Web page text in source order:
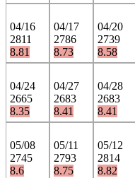
04/16
2811
8.81
04/17
2786
8.73
04/20
2739
8.58
04/24
2665
8.35
04/27
2683
8.41
04/28
2683
8.41
05/08
2745
8.6
05/11
2793
8.75
05/12
2814
8.82